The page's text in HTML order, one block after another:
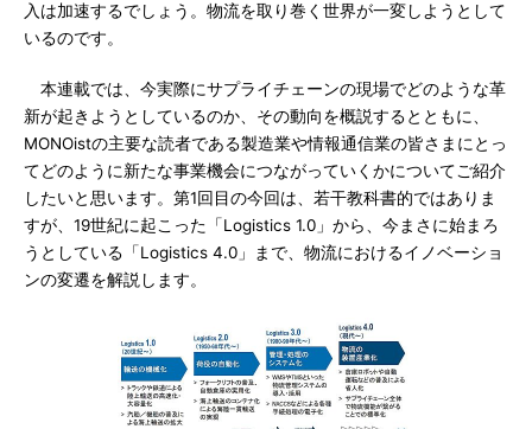
入は加速するでしょう。物流を取り巻く世界が一変しようとして
いるのです。
本連載では、今実際にサプライチェーンの現場でどのような革
新が起きようとしているのか、その動向を概説するとともに、
MONOistの主要な読者である製造業や情報通信業の皆さまにとっ
てどのように新たな事業機会につながっていくかについてご紹介
したいと思います。第1回目の今回は、若干教科書的ではありま
すが、19世紀に起こった「Logistics 1.0」から、今まさに始まろ
うとしている「Logistics 4.0」まで、物流におけるイノベーショ
ンの変遷を解説します。